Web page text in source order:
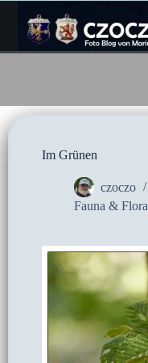
Inhalt
springen
Im Grünen
czoczo
Fauna & Flora